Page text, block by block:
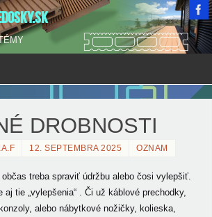
DROBNOSTI
12. SEPTEMBRA 2025 OZNAM
treba spraviť údržbu alebo čosi vylepšiť.
aj tie „vylepšenia“ . Či už káblové prechodky,
alebo nábytkové nožičky, kolieska,